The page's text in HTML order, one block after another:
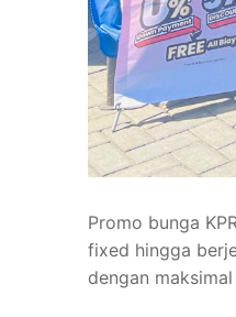
Promo bunga
fixed hingga
dengan